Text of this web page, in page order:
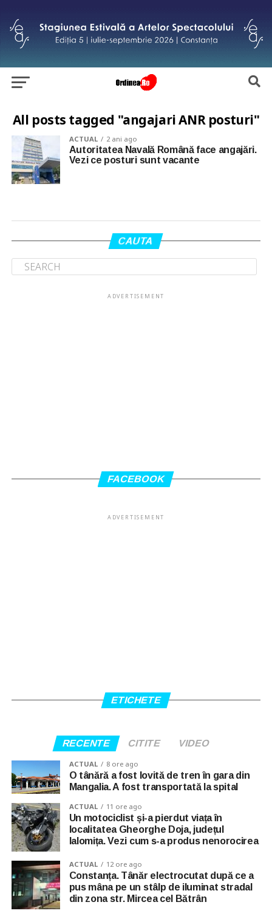
All posts tagged "angajari ANR posturi"
ACTUAL 2 ani ago
Autoritatea Navală Română face angajări.
Vezi ce posturi sunt vacante
CAUTA
ADVERTISEMENT
FACEBOOK
ADVERTISEMENT
ETICHETE
RECENTE CITITE VIDEO
ACTUAL 8 ore ago
O tânără a fost lovită de tren în gara din
Mangalia. A fost transportată la spital
ACTUAL 11 ore ago
Un motociclist și-a pierdut viața în
localitatea Gheorghe Doja, județul
Ialomița. Vezi cum s-a produs nenorocirea
ACTUAL 12 ore ago
Constanța. Tânăr electrocutat după ce a
pus mâna pe un stâlp de iluminat stradal
din zona str. Mircea cel Bătrân